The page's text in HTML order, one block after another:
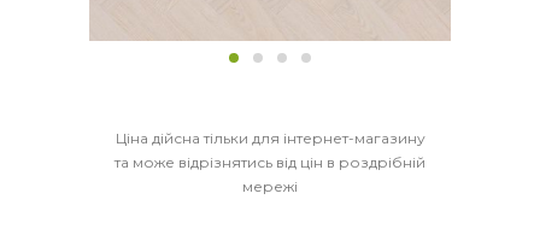
Ціна дійсна тільки для інтернет-магазину
та може відрізнятись від цін в роздрібній
мережі